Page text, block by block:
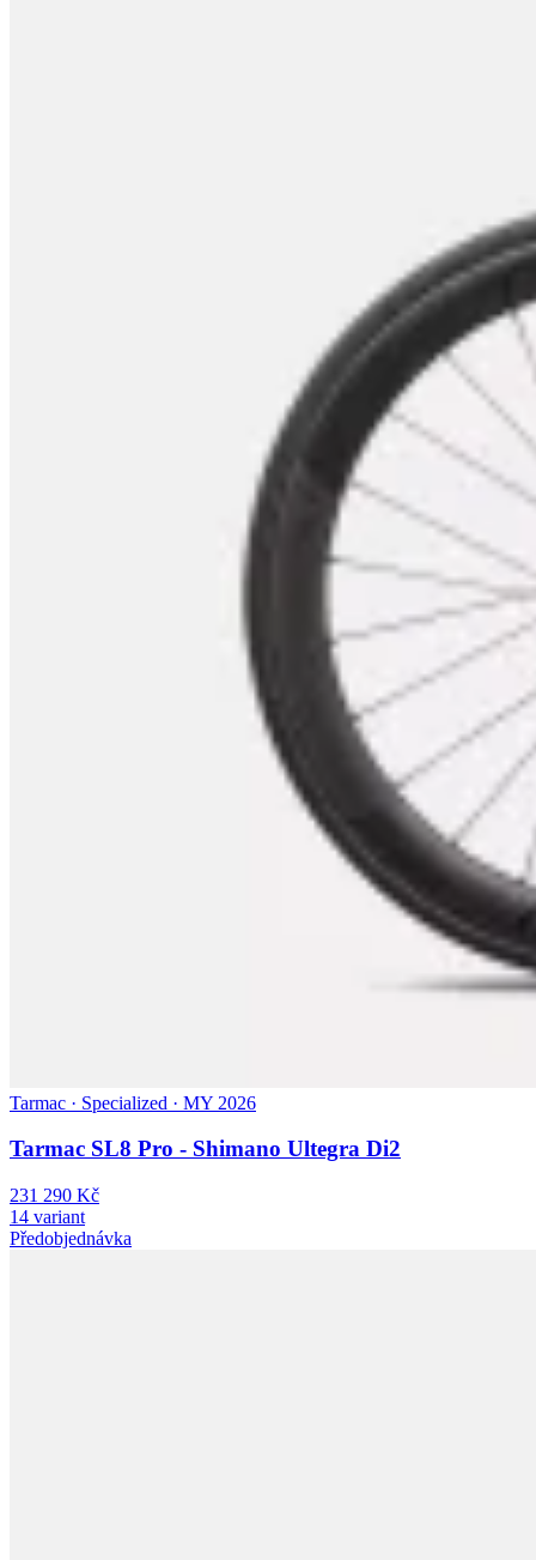
Tarmac · Specialized · MY 2026
Tarmac SL8 Pro - Shimano Ultegra Di2
231 290 Kč
14 variant
Předobjednávka